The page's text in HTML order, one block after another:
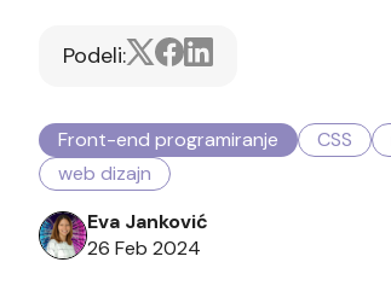
Podeli:
Front-end programiranje CSS
web dizajn
Eva Janković
26 Feb 2024